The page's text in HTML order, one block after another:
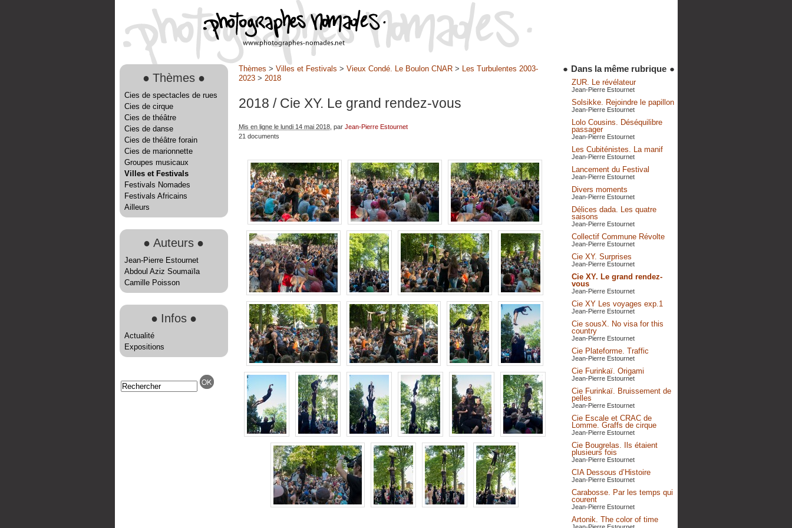
● Thèmes ●
Cies de spectacles de rues
Cies de cirque
Cies de théâtre
Cies de danse
Cies de théâtre forain
Cies de marionnette
Groupes musicaux
Villes et Festivals
Festivals Nomades
Festivals Africains
Ailleurs
● Auteurs ●
Jean-Pierre Estournet
Abdoul Aziz Soumaïla
Camille Poisson
● Infos ●
Actualité
Expositions
Thèmes > Villes et Festivals > Vieux Condé. Le Boulon CNAR> Les Turbulentes 2003-
2023> 2018
2018 / Cie XY. Le grand rendez-vous
Mis en ligne le lundi 14 mai 2018, par Jean-Pierre Estournet
21 documents
● Dans la même rubrique ●
ZUR. Le révélateur
Jean-Pierre Estournet
Solsikke. Rejoindre le papillon
Jean-Pierre Estournet
Lolo Cousins. Déséquilibre
passager
Jean-Pierre Estournet
Les Cubiténistes. La manif
Jean-Pierre Estournet
Lancement du Festival
Jean-Pierre Estournet
Divers moments
Jean-Pierre Estournet
Délices dada. Les quatre
saisons
Jean-Pierre Estournet
Collectif Commune Révolte
Jean-Pierre Estournet
Cie XY. Surprises
Jean-Pierre Estournet
Cie XY. Le grand rendez-
vous
Jean-Pierre Estournet
Cie XY Les voyages exp.1
Jean-Pierre Estournet
Cie sousX. No visa for this
country
Jean-Pierre Estournet
Cie Plateforme. Traffic
Jean-Pierre Estournet
Cie Furinkaï. Origami
Jean-Pierre Estournet
Cie Furinkaï. Bruissement de
pelles
Jean-Pierre Estournet
Cie Escale et CRAC de
Lomme. Graffs de cirque
Jean-Pierre Estournet
Cie Bougrelas. Ils étaient
plusieurs fois
Jean-Pierre Estournet
CIA Dessous d’Histoire
Jean-Pierre Estournet
Carabosse. Par les temps qui
courent
Jean-Pierre Estournet
Artonik. The color of time